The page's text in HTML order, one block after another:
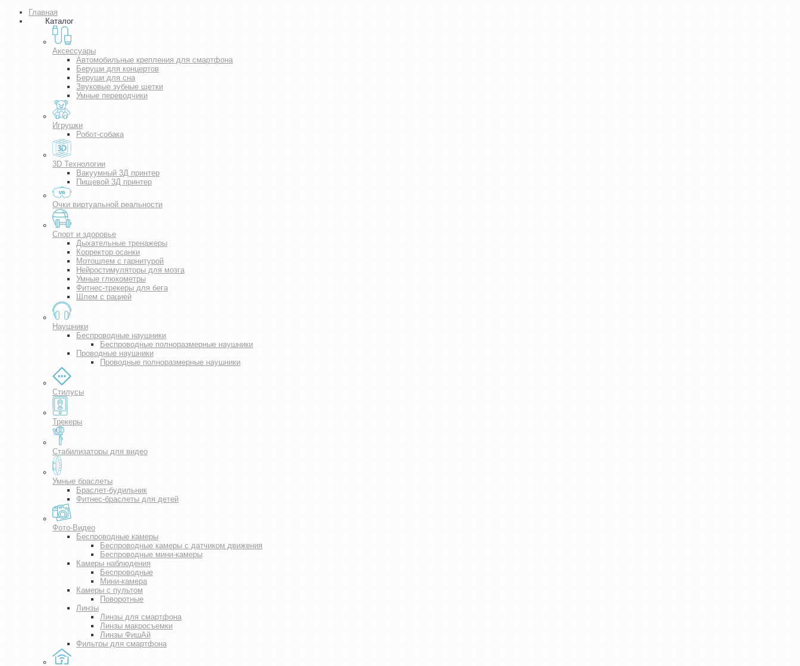
Главная
Каталог
Аксессуары
Автомобильные крепления для смартфона
Беруши для концертов
Беруши для сна
Звуковые зубные щетки
Умные переводчики
Игрушки
Робот-собака
3D Технологии
Вакуумный 3Д принтер
Пищевой 3Д принтер
Очки виртуальной реальности
Спорт и здоровье
Дыхательные тренажеры
Корректор осанки
Мотошлем с гарнитурой
Нейростимуляторы для мозга
Умные глюкометры
Фитнес-трекеры для бега
Шлем с рацией
Наушники
Беспроводные наушники
Беспроводные полноразмерные наушники
Проводные наушники
Проводные полноразмерные наушники
Стилусы
Трекеры
Стабилизаторы для видео
Умные браслеты
Браслет-будильник
Фитнес-браслеты для детей
Фото-Видео
Беспроводные камеры
Беспроводные камеры с датчиком движения
Беспроводные мини-камеры
Камеры наблюдения
Беспроводные
Мини-камера
Камеры с пультом
Поворотные
Линзы
Линзы для смартфона
Линзы макросъемки
Линзы ФишАй
Фильтры для смартфона